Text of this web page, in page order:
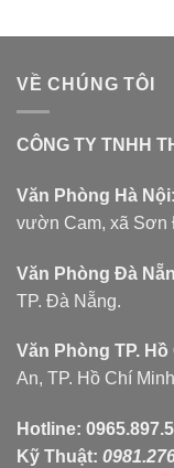
VỀ CHÚNG TÔI
CÔNG TY TNHH
Văn Phòng Hà Nội
vườn Cam, xã Sơn
Văn Phòng Đà
TP. Đà Nẵng.
Văn Phòng TP. Hồ
An, TP. Hồ Chí
Hotline:
Kỹ Thuật: